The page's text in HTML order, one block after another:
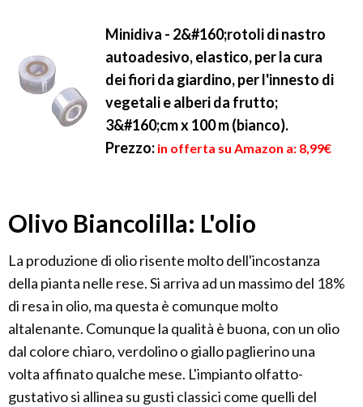
Minidiva - 2&#160;rotoli di nastro
autoadesivo, elastico, per la cura
dei fiori da giardino, per l'innesto di
vegetali e alberi da frutto;
3&#160;cm x 100 m (bianco).
Prezzo: in offerta su Amazon a: 8,99€
Olivo Biancolilla: L'olio
La produzione di olio risente molto dell'incostanza
della pianta nelle rese. Si arriva ad un massimo del 18%
di resa in olio, ma questa è comunque molto
altalenante. Comunque la qualità è buona, con un olio
dal colore chiaro, verdolino o giallo paglierino una
volta affinato qualche mese. L'impianto olfatto-
gustativo si allinea su gusti classici come quelli del